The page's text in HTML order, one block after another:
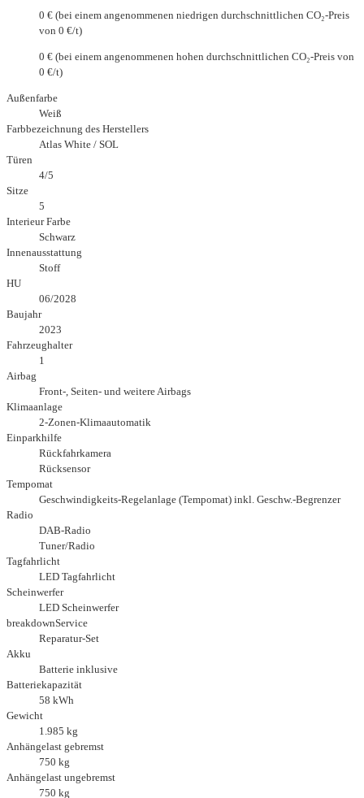
0 € (bei einem angenommenen niedrigen durchschnittlichen CO₂-Preis
von 0 €/t)
0 € (bei einem angenommenen hohen durchschnittlichen CO₂-Preis von
0 €/t)
Außenfarbe
Weiß
Farbbezeichnung des Herstellers
Atlas White / SOL
Türen
4/5
Sitze
5
Interieur Farbe
Schwarz
Innenausstattung
Stoff
HU
06/2028
Baujahr
2023
Fahrzeughalter
1
Airbag
Front-, Seiten- und weitere Airbags
Klimaanlage
2-Zonen-Klimaautomatik
Einparkhilfe
Rückfahrkamera
Rücksensor
Tempomat
Geschwindigkeits-Regelanlage (Tempomat) inkl. Geschw.-Begrenzer
Radio
DAB-Radio
Tuner/Radio
Tagfahrlicht
LED Tagfahrlicht
Scheinwerfer
LED Scheinwerfer
breakdownService
Reparatur-Set
Akku
Batterie inklusive
Batteriekapazität
58 kWh
Gewicht
1.985 kg
Anhängelast gebremst
750 kg
Anhängelast ungebremst
750 kg